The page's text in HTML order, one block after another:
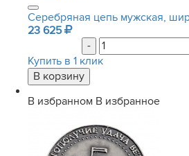
Серебряная цепь мужская,
23 625
-
Купить в 1 клик
В избранном В избранное